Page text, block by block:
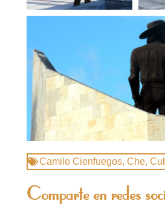
Camilo Cienfuegos, Che,
Comparte en redes